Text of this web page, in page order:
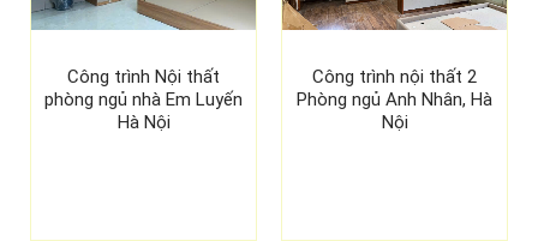
Công trình Nội thất
phòng ngủ nhà Em Luyến
Hà Nội
Công trình nội thất 2
Phòng ngủ Anh Nhân, Hà
Nội